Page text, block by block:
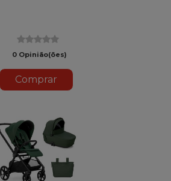
0 Opinião(ões)
Comprar